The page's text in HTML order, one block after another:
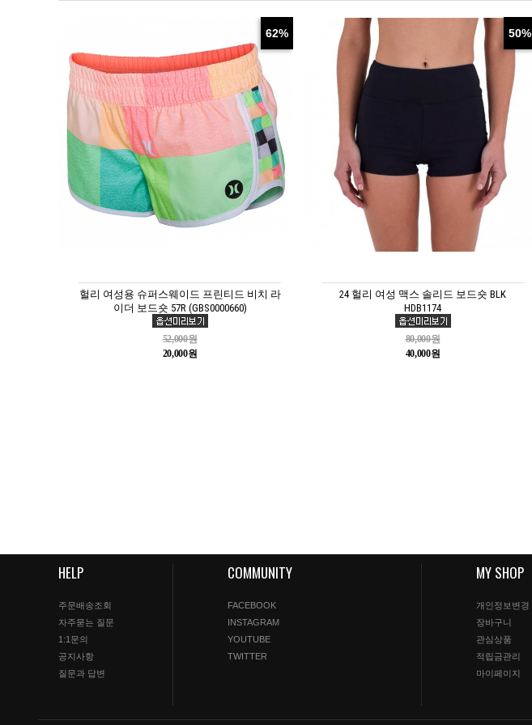
62%
헐리 여성용 슈퍼스웨이드 프린티드 비치 라
이더 보드숏 57R (GBS0000660)
52,000원
20,000원
50%
24 헐리 여성 맥스 솔리드 보드숏 BLK
HDB1174
80,000원
40,000원
HELP
주문배송조회
자주묻는 질문
1:1문의
공지사항
질문과 답변
COMMUNITY
FACEBOOK
INSTAGRAM
YOUTUBE
TWITTER
MY SHOP
개인정보변경
장바구니
관심상품
적립금관리
마이페이지